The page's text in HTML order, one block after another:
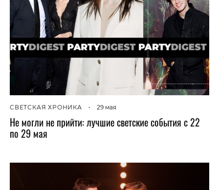
СВЕТСКАЯ ХРОНИКА • 29 мая
Не могли не прийти: лучшие светские события с 22
по 29 мая